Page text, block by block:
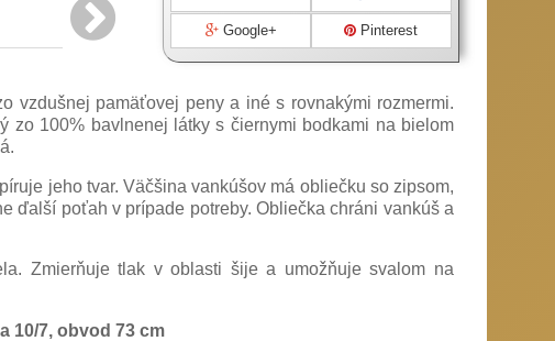
Google+ Pinterest
vzdušnej pamäťovej peny a iné s rovnakými rozmermi.
zo 100% bavlnenej látky s čiernymi bodkami na bielom
jeho tvar. Väčšina vankúšov má obliečku so zipsom,
ďalší poťah v prípade potreby. Obliečka chráni vankúš a
Zmierňuje tlak v oblasti šije a umožňuje svalom na
10/7, obvod 73 cm